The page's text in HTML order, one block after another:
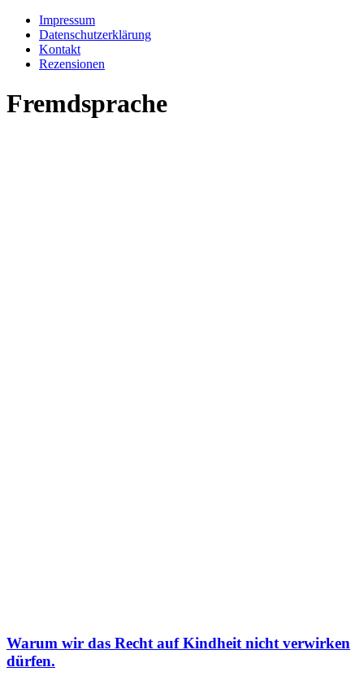
Impressum
Datenschutzerklärung
Kontakt
Rezensionen
Fremdsprache
Warum wir das Recht auf Kindheit nicht verwirken
dürfen.